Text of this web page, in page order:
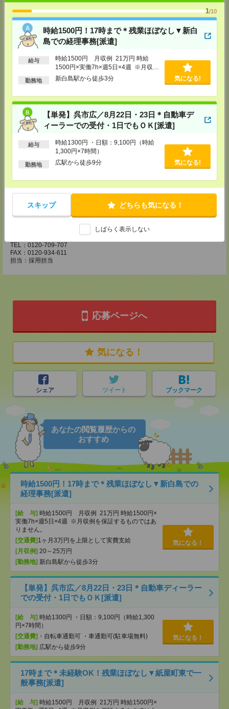
1/10
時給1500円！17時まで＊残業ほぼなし▼新白
島での経理事務[派遣]
給与
時給1500円 月収例 21万円 時給
1500円×実働7h×週5日×4週 ※月収例
を保証するものではありません。
勤務地 新白島駅から徒歩3分 気になる!
【単発】呉市広／8月22日・23日＊自動車デ
ィーラーでの受付・1日でもＯＫ[派遣]
給与
時給1300円 ・日額：9,100円（時給
1,300円×7時間）
勤務地 広駅から徒歩9分 気になる!
スキップ どちらも気になる！
しばらく表示しない
兵庫県神戸市中央区東川崎町1丁目3番3号 神戸ハーバーランドセンタービ
ル18階
TEL：0120-995-984
FAX：0120-709-785
担当：採用担当
広島営業所
〒730-0031
広島県広島市中区紙屋町2丁目1番地22号 広島興銀ビル11階
TEL：0120-709-707
FAX：0120-934-504
松山営業所
〒790-0003
愛媛県松山市三番町7丁目1番地21号 ジブラルタ生命松山ビル8階
TEL：0120-709-707
FAX：0120-709-890
担当：採用担当
福岡営業所
福岡県福岡市博多区中洲5丁目6番24号 第6ガーデンビル2階
TEL：0120-709-707
FAX：0120-709-927
担当：採用担当
熊本営業所
TEL：0120-709-707
FAX：0120-934-611
担当：採用担当
応募ページへ
気になる！
シェア ツイート ブックマーク
あなたの閲覧履歴からの
おすすめ
時給1500円！17時まで＊残業ほぼなし▼新白島での
経理事務[派遣]
[給 与] 時給1500円 月収例 21万円 時給1500円×
実働7h×週5日×4週 ※月収例を保証するものではあ
りません。
[交通費] 1ヶ月3万円を上限として実費支給
[月収例] 20～25万円
[勤務地] 新白島駅から徒歩3分
気になる！
【単発】呉市広／8月22日・23日＊自動車ディーラー
での受付・1日でもＯＫ[派遣]
[給 与] 時給1300円 ・日額：9,100円（時給1,300
円×7時間）
[交通費] ・自転車通勤可 ・車通勤可(駐車場無料)
[勤務地] 広駅から徒歩9分
気になる！
17時まで＊未経験OK！残業ほぼなし▼紙屋町東で一
般事務[派遣]
[給 与] 時給1500円 月収例 21万円 時給1500円×